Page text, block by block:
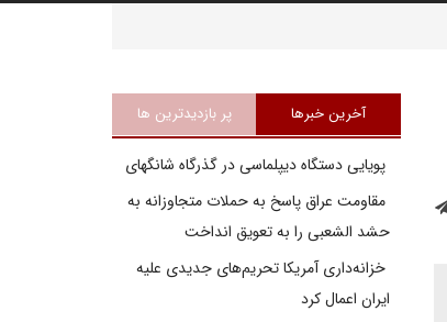
آخرین خبرها پر بازدیدترین ها
پویایی دستگاه دیپلماسی در گذرگاه شانگهای
مقاومت عراق پاسخ به حملات متجاوزانه به
حشد الشعبی را به تعویق انداخت
خزانه‌داری آمریکا تحریم‌های جدیدی علیه
ایران اعمال کرد